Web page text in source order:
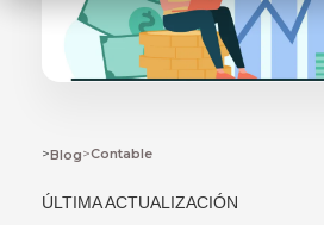
>Blog>Contable
ÚLTIMA ACTUALIZACIÓN